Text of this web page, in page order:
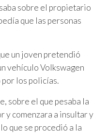
sobre el propietario
que las personas
un joven pretendió
vehículo Volkswagen
los policías.
sobre el que pesaba la
y comenzara a insultar y
que se procedió a la